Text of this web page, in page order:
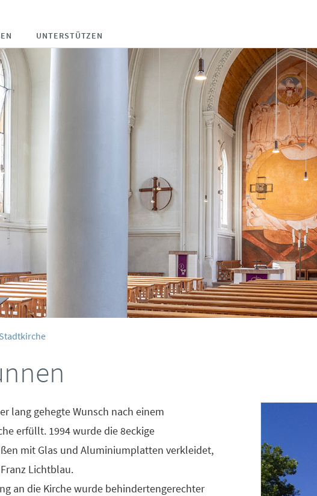
UNTERSTÜTZEN
Stadtkirche
lang gehegte Wunsch nach einem
erfüllt. 1994 wurde die 8eckige
mit Glas und Aluminiumplatten verkleidet,
Lichtblau.
an die Kirche wurde behindertengerechter